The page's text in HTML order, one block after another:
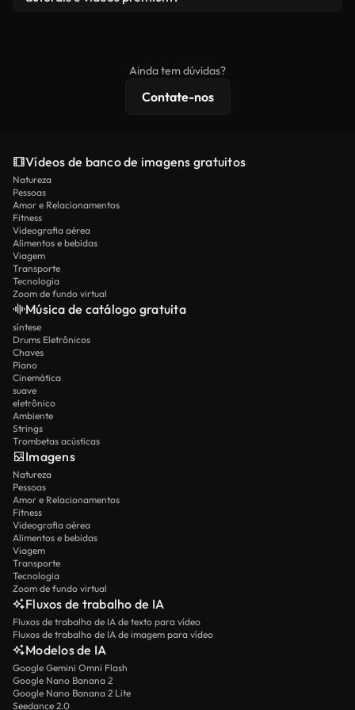
licenciamento estendidas.
Ainda tem dúvidas?
Contate-nos
Vídeos de banco de imagens gratuitos
Natureza
Pessoas
Amor e Relacionamentos
Fitness
Videografia aérea
Alimentos e bebidas
Viagem
Transporte
Tecnologia
Zoom de fundo virtual
Música de catálogo gratuita
síntese
Drums Eletrônicos
Chaves
Piano
Cinemática
suave
eletrônico
Ambiente
Strings
Trombetas acústicas
Imagens
Natureza
Pessoas
Amor e Relacionamentos
Fitness
Videografia aérea
Alimentos e bebidas
Viagem
Transporte
Tecnologia
Zoom de fundo virtual
Fluxos de trabalho de IA
Fluxos de trabalho de IA de texto para vídeo
Fluxos de trabalho de IA de imagem para vídeo
Modelos de IA
Google Gemini Omni Flash
Google Nano Banana 2
Google Nano Banana 2 Lite
Seedance 2.0